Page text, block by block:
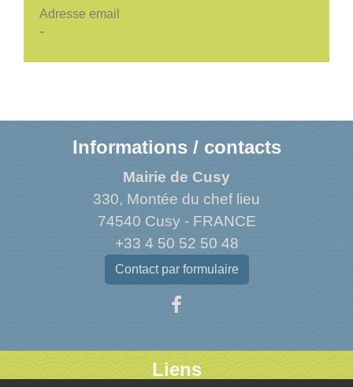
Adresse email
-
Informations / contacts
Mairie de Cusy
330, Montée du chef lieu
74540 Cusy - FRANCE
+33 4 50 52 50 48
Contact par formulaire
Liens